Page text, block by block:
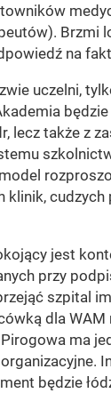
Brzmi
na
uczelni,
lecz także z
klinik,
jest
przy
szpital
dla WAM
ma
będzie